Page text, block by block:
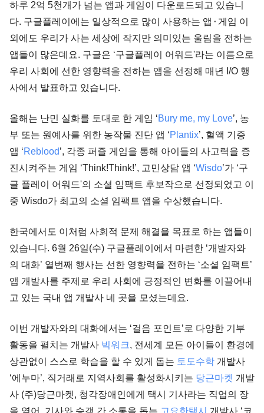
하루 2억 5천개가 넘는 앱과 게임이 다운로드되고 있습니
다. 구글플레이에는 일상적으로 많이 사용하는 앱⬝게임 이
외에도 우리가 사는 세상에 작지만 의미있는 울림을 전하는
앱들이 많은데요. 구글은 ‘구글플레이 어워드'라는 이름으로
우리 사회에 선한 영향력을 전하는 앱을 선정해 매년 I/O 행
사에서 발표하고 있습니다.
올해는 난민 실화를 토대로 한 게임 ‘Bury me, my Love’, 농
부 또는 원예사를 위한 농작물 진단 앱 ‘Plantix’, 혈액 기증
앱 ‘Reblood’, 각종 퍼즐 게임을 통해 아이들의 사고력을 증
진시켜주는 게임 ‘Think!Think!’, 고민상담 앱 ‘Wisdo’가 ‘구
글 플레이 어워드'의 소셜 임팩트 후보작으로 선정되었고 이
중 Wisdo가 최고의 소셜 임팩트 앱을 수상했습니다.
한국에서도 이처럼 사회적 문제 해결을 목표로 하는 앱들이
있습니다. 6월 26일(수) 구글플레이에서 마련한 ‘개발자와
의 대화’ 열번째 행사는 선한 영향력을 전하는 ‘소셜 임팩트’
앱 개발사를 주제로 우리 사회에 긍정적인 변화를 이끌어내
고 있는 국내 앱 개발사 네 곳을 모셨는데요.
이번 개발자와의 대화에서는 ‘걸음 포인트’로 다양한 기부
활동을 펼치는 개발사 빅워크, 전세계 모든 아이들이 환경에
상관없이 스스로 학습을 할 수 있게 돕는 토도수학 개발사
‘에누마’, 직거래로 지역사회를 활성화시키는 당근마켓 개발
사 (주)당근마켓, 청각장애인에게 택시 기사라는 직업의 장
을 열어  기사와 승객 간 소통을 돕는 고요한택시
개발사 ‘코